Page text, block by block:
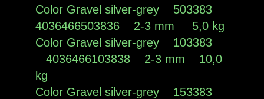
Color Gravel silver-grey 503383
4036466503836 2-3 mm 5,0 kg
Color Gravel silver-grey 103383
4036466103838 2-3 mm 10,0
kg
Color Gravel silver-grey 153383